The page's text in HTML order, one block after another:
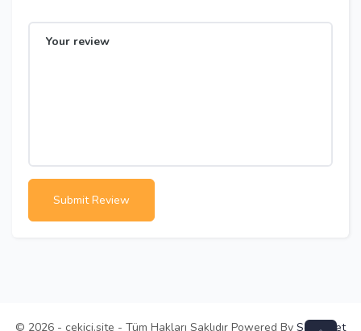
© 2026 - cekici.site - Tüm Hakları Saklıdır Powered By Selay.Net